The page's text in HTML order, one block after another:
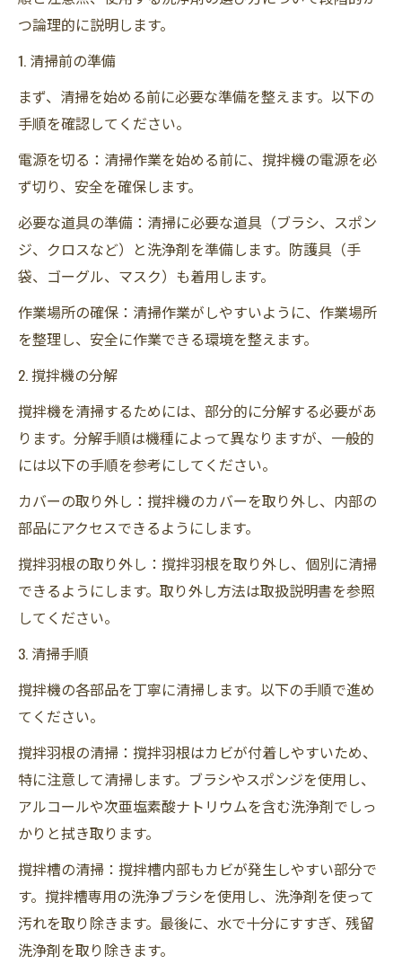
つ論理的に説明します。
1. 清掃前の準備
まず、清掃を始める前に必要な準備を整えます。以下の
手順を確認してください。
電源を切る：清掃作業を始める前に、撹拌機の電源を必
ず切り、安全を確保します。
必要な道具の準備：清掃に必要な道具（ブラシ、スポン
ジ、クロスなど）と洗浄剤を準備します。防護具（手
袋、ゴーグル、マスク）も着用します。
作業場所の確保：清掃作業がしやすいように、作業場所
を整理し、安全に作業できる環境を整えます。
2. 撹拌機の分解
撹拌機を清掃するためには、部分的に分解する必要があ
ります。分解手順は機種によって異なりますが、一般的
には以下の手順を参考にしてください。
カバーの取り外し：撹拌機のカバーを取り外し、内部の
部品にアクセスできるようにします。
撹拌羽根の取り外し：撹拌羽根を取り外し、個別に清掃
できるようにします。取り外し方法は取扱説明書を参照
してください。
3. 清掃手順
撹拌機の各部品を丁寧に清掃します。以下の手順で進め
てください。
撹拌羽根の清掃：撹拌羽根はカビが付着しやすいため、
特に注意して清掃します。ブラシやスポンジを使用し、
アルコールや次亜塩素酸ナトリウムを含む洗浄剤でしっ
かりと拭き取ります。
撹拌槽の清掃：撹拌槽内部もカビが発生しやすい部分で
す。撹拌槽専用の洗浄ブラシを使用し、洗浄剤を使って
汚れを取り除きます。最後に、水で十分にすすぎ、残留
洗浄剤を取り除きます。